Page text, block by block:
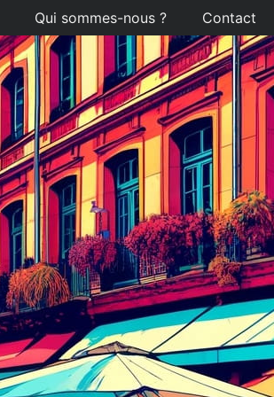
Qui sommes-nous ? Contact